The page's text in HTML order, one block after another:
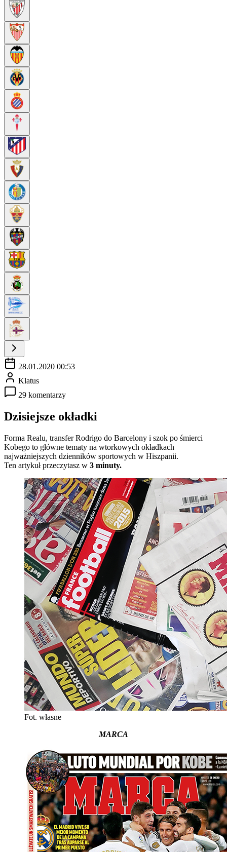
28.01.2020 00:53
Klatus
29 komentarzy
Dzisiejsze okładki
Forma Realu, transfer Rodrigo do Barcelony i szok po śmierci
Kobego to główne tematy na wtorkowych okładkach
najważniejszych dzienników sportowych w Hiszpanii.
Ten artykuł przeczytasz w 3 minuty.
Fot. własne
MARCA